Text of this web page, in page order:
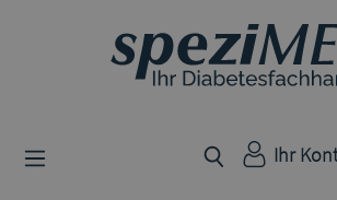
Zum Hauptinhalt springen
Ihr